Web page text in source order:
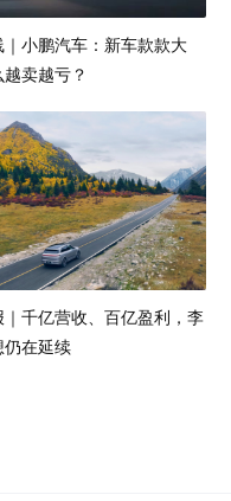
｜小鹏汽车：新车款款大
卖越亏？
｜千亿营收、百亿盈利，李
仍在延续